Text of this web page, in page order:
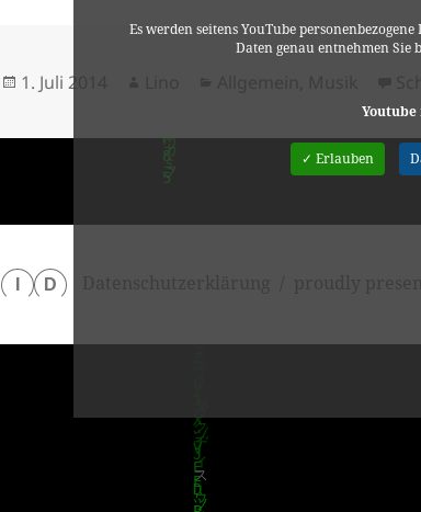
Es werden seitens YouTube
Daten genau entnehmen Sie
Youtube
✓ Erlauben
Veröffentlicht
1. Juli 2014
D